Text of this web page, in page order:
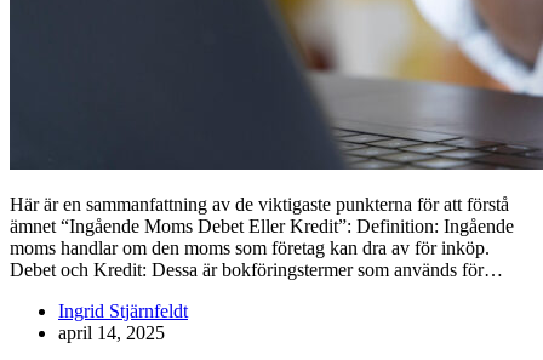
Här är en sammanfattning av de viktigaste punkterna för att förstå
ämnet “Ingående Moms Debet Eller Kredit”: Definition: Ingående
moms handlar om den moms som företag kan dra av för inköp.
Debet och Kredit: Dessa är bokföringstermer som används för…
Ingrid Stjärnfeldt
april 14, 2025